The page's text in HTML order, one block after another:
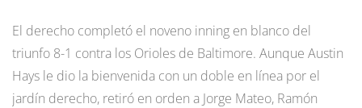
El derecho completó el noveno inning en blanco del
triunfo 8-1 contra los Orioles de Baltimore. Aunque Austin
Hays le dio la bienvenida con un doble en línea por el
jardín derecho, retiró en orden a Jorge Mateo, Ramón